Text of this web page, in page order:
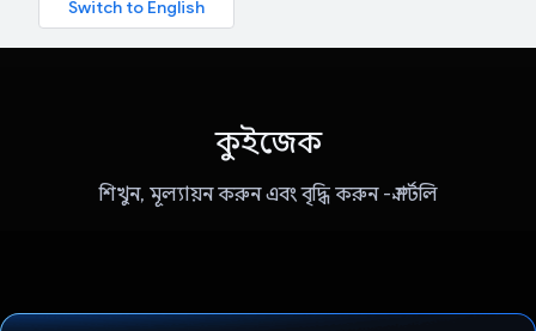
কুইজেক
শিখুন, মূল্যায়ন করুন এবং বৃদ্ধি করুন - স্মার্টলি